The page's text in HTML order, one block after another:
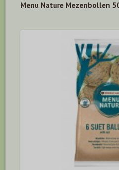
Menu Nature Mezenbollen